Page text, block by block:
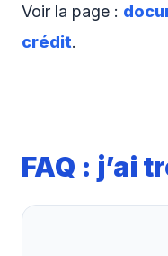
Voir la page :
crédit.
FAQ : j’ai